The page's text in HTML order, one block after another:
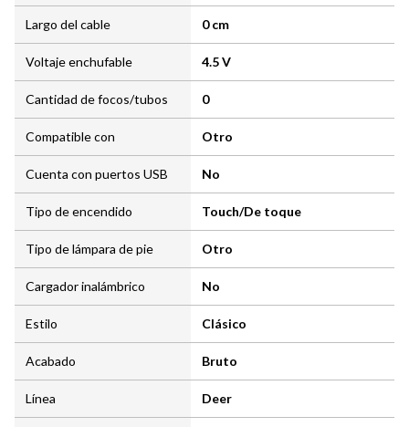
Largo del cable 0 cm
Voltaje enchufable 4.5 V
Cantidad de focos/tubos 0
Compatible con Otro
Cuenta con puertos USB No
Tipo de encendido Touch/De toque
Tipo de lámpara de pie Otro
Cargador inalámbrico No
Estilo Clásico
Acabado Bruto
Línea Deer